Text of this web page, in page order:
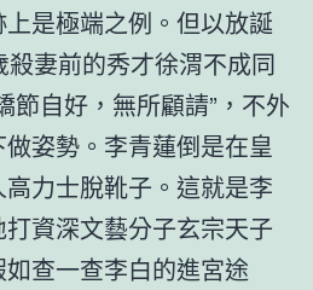
是極端之例。但以放誕
妻前的秀才徐渭不成同
節自好，無所顧請”，不外
姿勢。李青蓮倒是在皇
力士脫靴子。這就是李
資深文藝分子玄宗天子
查一查李白的進宮途